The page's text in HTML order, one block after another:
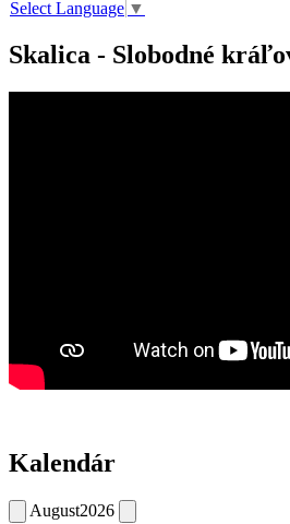
Select Language ▼
Skalica - Slobodné
Kalendár
August2026